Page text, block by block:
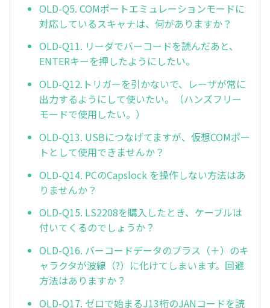
OLD-Q5. COMポートエミュレーションモードに
対応しているスキャナは、何がありますか？
OLD-Q11. リーダでバーコードを読んだあと、
ENTERキーを押したようにしたい。
OLD-Q12.トリガーを引かないで、レーザが常に
出力するようにして使いたい。（ハンズフリー
モードで使用したい。）
OLD-Q13. USBにつなげてますが、仮想COMポー
トとして使用できませんか？
OLD-Q14. PCのCapslock を操作しない方法はあ
りませんか？
OLD-Q15. LS2208を購入したとき、ケーブルは
付いてくるのでしょうか？
OLD-Q16. バーコードデータのプラス（＋）のキ
ャラクタが波線（?）に化けてしまいます。回避
方法はありますか？
OLD-Q17. ゼロで始まるJ13桁のJANコードを読